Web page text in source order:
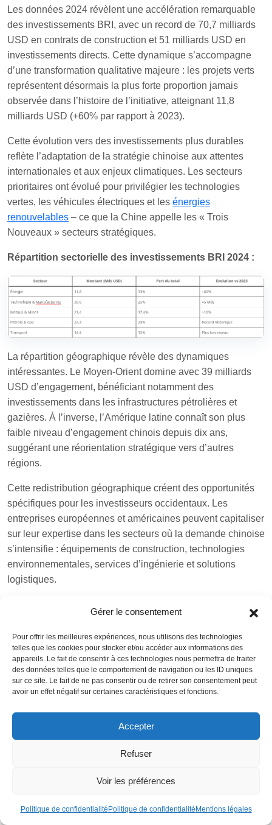
Gérer le consentement
Pour offrir les meilleures expériences, nous utilisons des technologies
telles que les cookies pour stocker et/ou accéder aux informations des
appareils. Le fait de consentir à ces technologies nous permettra de traiter
des données telles que le comportement de navigation ou les ID uniques
sur ce site. Le fait de ne pas consentir ou de retirer son consentement peut
avoir un effet négatif sur certaines caractéristiques et fonctions.
Accepter
Refuser
Voir les préférences
Politique de confidentialité Politique de confidentialité Mentions légales
Les données 2024 révèlent une accélération remarquable
des investissements BRI, avec un record de 70,7 milliards
USD en contrats de construction et 51 milliards USD en
investissements directs. Cette dynamique s’accompagne
d’une transformation qualitative majeure : les projets verts
représentent désormais la plus forte proportion jamais
observée dans l’histoire de l’initiative, atteignant 11,8
milliards USD (+60% par rapport à 2023).
Cette évolution vers des investissements plus durables
reflète l’adaptation de la stratégie chinoise aux attentes
internationales et aux enjeux climatiques. Les secteurs
prioritaires ont évolué pour privilégier les technologies
vertes, les véhicules électriques et les énergies
renouvelables – ce que la Chine appelle les « Trois
Nouveaux » secteurs stratégiques.
Répartition sectorielle des investissements BRI 2024 :
La répartition géographique révèle des dynamiques
intéressantes. Le Moyen-Orient domine avec 39 milliards
USD d’engagement, bénéficiant notamment des
investissements dans les infrastructures pétrolières et
gazières. À l’inverse, l’Amérique latine connaît son plus
faible niveau d’engagement chinois depuis dix ans,
suggérant une réorientation stratégique vers d’autres
régions.
Cette redistribution géographique créent des opportunités
spécifiques pour les investisseurs occidentaux. Les
entreprises européennes et américaines peuvent capitaliser
sur leur expertise dans les secteurs où la demande chinoise
s’intensifie : équipements de construction, technologies
environnementales, services d’ingénierie et solutions
logistiques.
créées par la BRI réduisent les temps de transport de 1,7 à
3,2% et diminuent les coûts commerciaux de 1,5 à 2,8%.
Ces améliorations bénéficient à l’ensemble des acteurs
économiques utilisant ces corridors, pas seulement aux
entreprises chinoises.
La BRI génère également des effets d’entraînement
significatifs. Chaque dollar investi par la Chine dans les
infrastructures BRI stimule en moyenne 1,40 USD
internationaux. Cette démultiplication créent un écosystème
de se positionner sur ces marchés.